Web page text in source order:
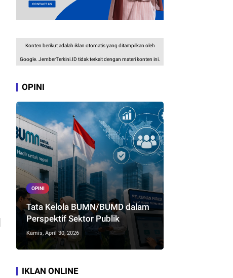
Konten berikut adalah iklan otomatis yang ditampilkan oleh
Google. JemberTerkini.ID tidak terkait dengan materi konten ini.
OPINI
OPINI
Tata Kelola BUMN/BUMD dalam
Perspektif Sektor Publik
Kamis, April 30, 2026
IKLAN ONLINE